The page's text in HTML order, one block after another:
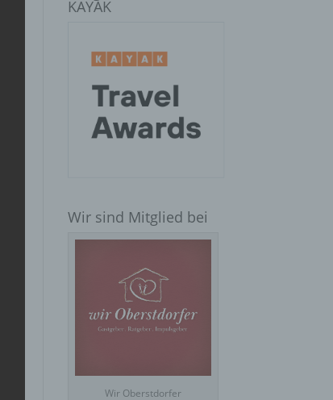
KAYAK
Wir sind Mitglied bei
Wir Oberstdorfer